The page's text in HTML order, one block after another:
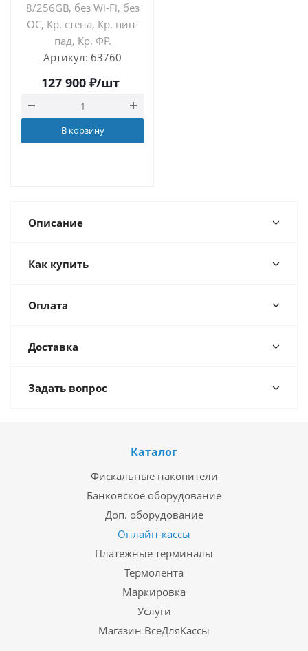
8/256GB, без Wi-Fi, без
ОС, Кр. стена, Кр. пин-
пад, Кр. ФР.
Артикул: 63760
127 900₽/шт
В корзину
Описание
Как купить
Оплата
Доставка
Задать вопрос
Каталог
Фискальные накопители
Банковское оборудование
Доп. оборудование
Онлайн-кассы
Платежные терминалы
Термолента
Маркировка
Услуги
Магазин ВсеДляКассы